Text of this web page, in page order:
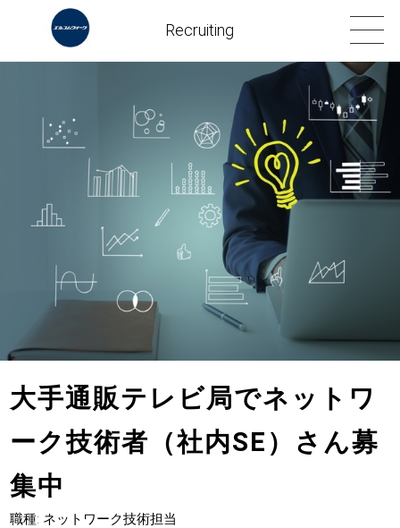
Recruiting
大手通販テレビ局でネットワ
ーク技術者（社内SE）さん募
集中
職種: ネットワーク技術担当